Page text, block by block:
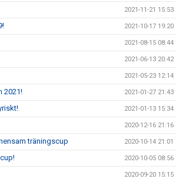
2021-11-21 15:53
2021-10-17 19:20
2021-08-15 08:44
2021-06-13 20:42
2021-05-23 12:14
2021! 2021-01-27 21:43
2021-01-13 15:34
2020-12-16 21:16
träningscup 2020-10-14 21:01
2020-10-05 08:56
2020-09-20 15:15